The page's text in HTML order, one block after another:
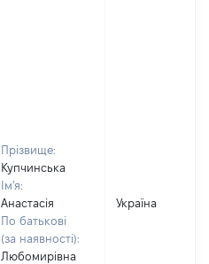
Прізвище:
Купчинська
Ім'я:
Анастасія
По батькові
(за наявності):
Любомирівна
Україна